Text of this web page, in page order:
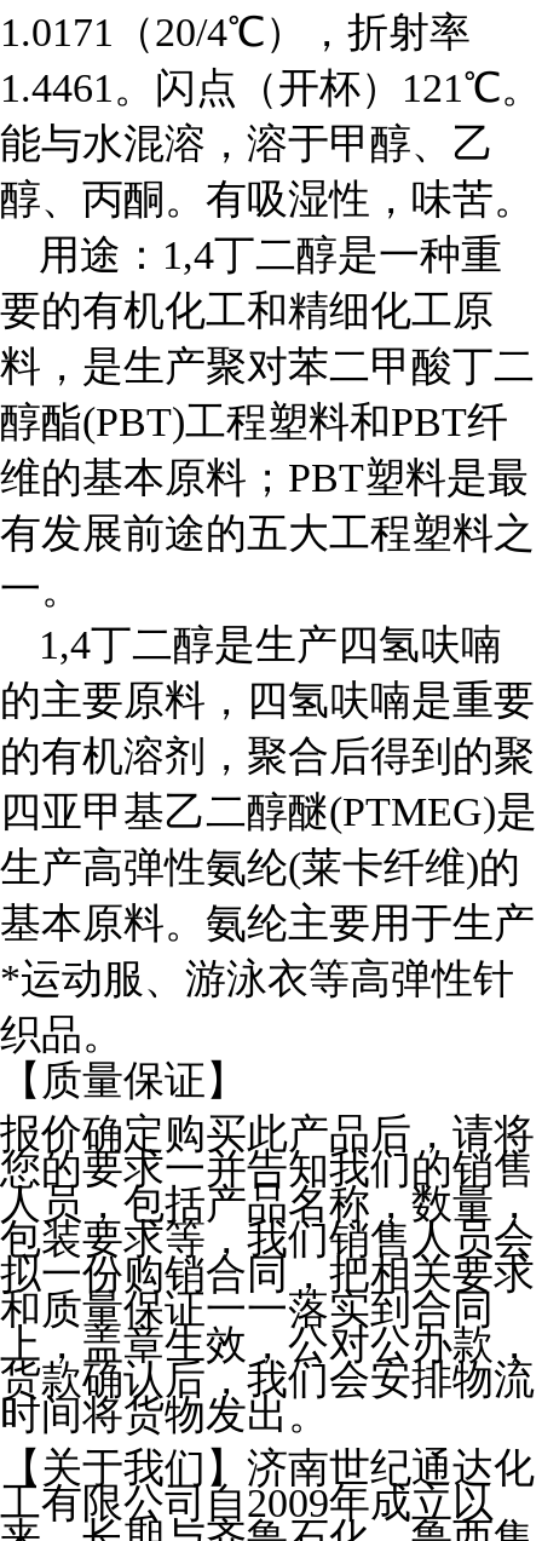
1.0171（20/4℃），折射率
1.4461。闪点（开杯）121℃。
能与水混溶，溶于甲醇、乙
醇、丙酮。有吸湿性，味苦。
用途：1,4丁二醇是一种重
要的有机化工和精细化工原
料，是生产聚对苯二甲酸丁二
醇酯(PBT)工程塑料和PBT纤
维的基本原料；PBT塑料是最
有发展前途的五大工程塑料之
一。
1,4丁二醇是生产四氢呋喃
的主要原料，四氢呋喃是重要
的有机溶剂，聚合后得到的聚
四亚甲基乙二醇醚(PTMEG)是
生产高弹性氨纶(莱卡纤维)的
基本原料。氨纶主要用于生产
*运动服、游泳衣等高弹性针
织品。
【质量保证】
报价确定购买此产品后，请将
您的要求一并告知我们的销售
人员，包括产品名称，数量，
包装要求等，我们销售人员会
拟一份购销合同，把相关要求
和质量保证一一落实到合同
上，盖章生效，公对公办款，
货款确认后，我们会安排物流
时间将货物发出。
【关于我们】济南世纪通达化
工有限公司自2009年成立以